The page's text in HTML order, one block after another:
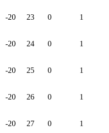
-20 23 0 1
-20 24 0 1
-20 25 0 1
-20 26 0 1
-20 27 0 1